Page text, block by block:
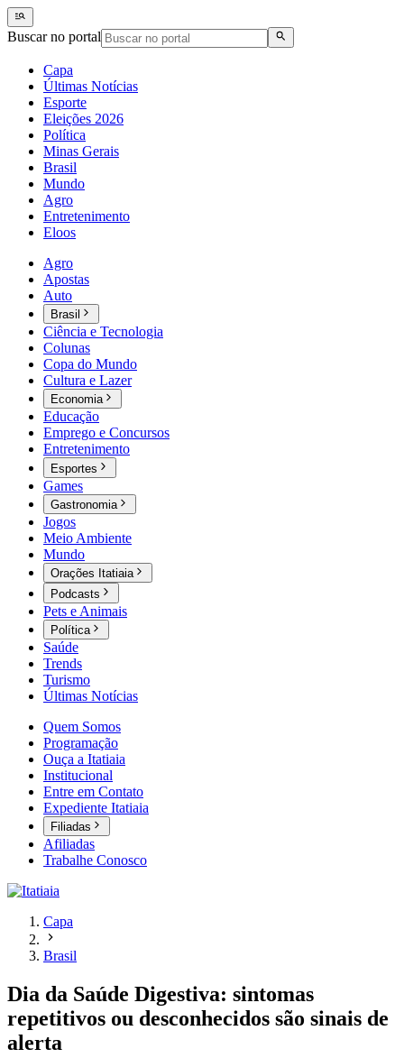
Buscar no portal
Capa
Últimas Notícias
Esporte
Eleições 2026
Política
Minas Gerais
Brasil
Mundo
Agro
Entretenimento
Eloos
Agro
Apostas
Auto
Brasil
Ciência e Tecnologia
Colunas
Copa do Mundo
Cultura e Lazer
Economia
Educação
Emprego e Concursos
Entretenimento
Esportes
Games
Gastronomia
Jogos
Meio Ambiente
Mundo
Orações Itatiaia
Podcasts
Pets e Animais
Política
Saúde
Trends
Turismo
Últimas Notícias
Quem Somos
Programação
Ouça a Itatiaia
Institucional
Entre em Contato
Expediente Itatiaia
Filiadas
Afiliadas
Trabalhe Conosco
Capa
Brasil
Dia da Saúde Digestiva: sintomas
repetitivos ou desconhecidos são sinais de
alerta